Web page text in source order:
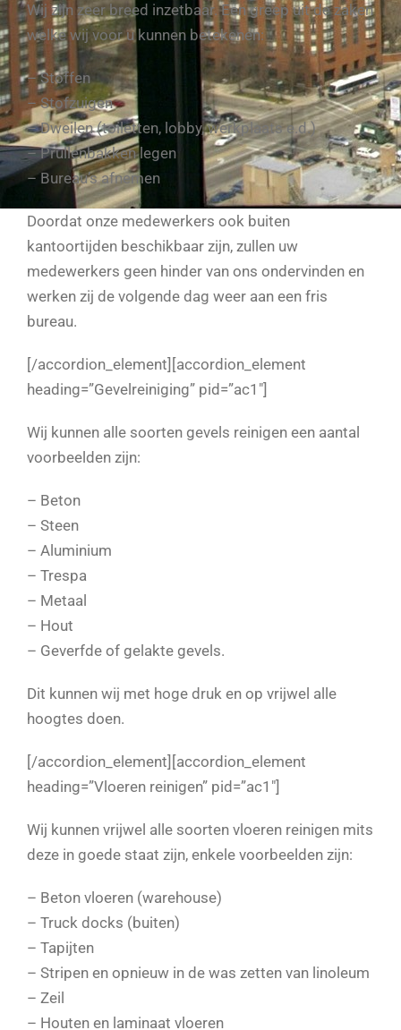
Wij zijn zeer breed inzetbaar. Een greep uit de zaken
welke wij voor u kunnen betekenen:
– Stoffen
– Stofzuigen
– Dweilen (toiletten, lobby, werkplaats e.d.)
– Prullenbakken legen
– Bureau’s afnemen
Doordat onze medewerkers ook buiten
kantoortijden beschikbaar zijn, zullen uw
medewerkers geen hinder van ons ondervinden en
werken zij de volgende dag weer aan een fris
bureau.
[/accordion_element][accordion_element
heading=”Gevelreiniging” pid=”ac1″]
Wij kunnen alle soorten gevels reinigen een aantal
voorbeelden zijn:
– Beton
– Steen
– Aluminium
– Trespa
– Metaal
– Hout
– Geverfde of gelakte gevels.
Dit kunnen wij met hoge druk en op vrijwel alle
hoogtes doen.
[/accordion_element][accordion_element
heading=”Vloeren reinigen” pid=”ac1″]
Wij kunnen vrijwel alle soorten vloeren reinigen mits
deze in goede staat zijn, enkele voorbeelden zijn:
– Beton vloeren (warehouse)
– Truck docks (buiten)
– Tapijten
– Stripen en opnieuw in de was zetten van linoleum
– Zeil
– Houten en laminaat vloeren